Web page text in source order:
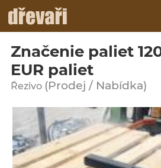
Značenie paliet
EUR paliet
Řezivo (Prodej / Nabídka)